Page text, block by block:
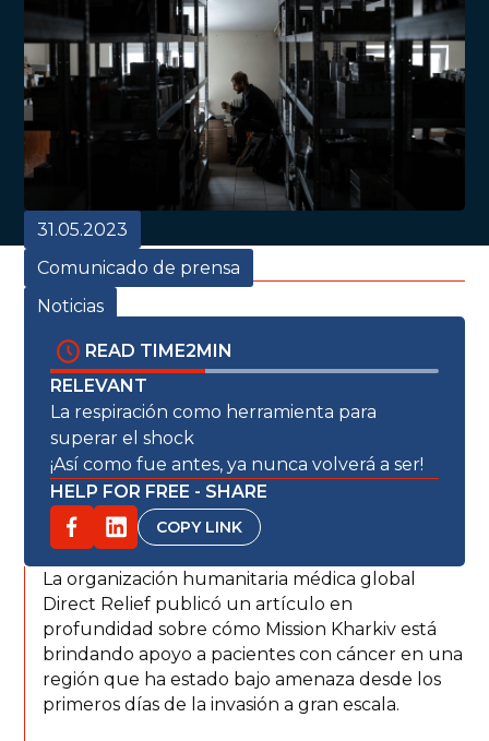
31.05.2023
Comunicado de prensa
Noticias
READ TIME2MIN
RELEVANT
La respiración como herramienta para
superar el shock
¡Así como fue antes, ya nunca volverá a ser!
HELP FOR FREE - SHARE
COPY LINK
La organización humanitaria médica global
Direct Relief publicó un artículo en
profundidad sobre cómo Mission Kharkiv está
brindando apoyo a pacientes con cáncer en una
región que ha estado bajo amenaza desde los
primeros días de la invasión a gran escala.